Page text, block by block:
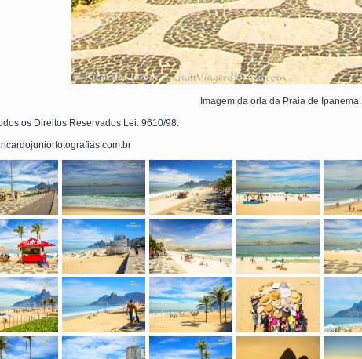
Imagem da orla da Praia de Ipanema.
os Direitos Reservados Lei: 9610/98.